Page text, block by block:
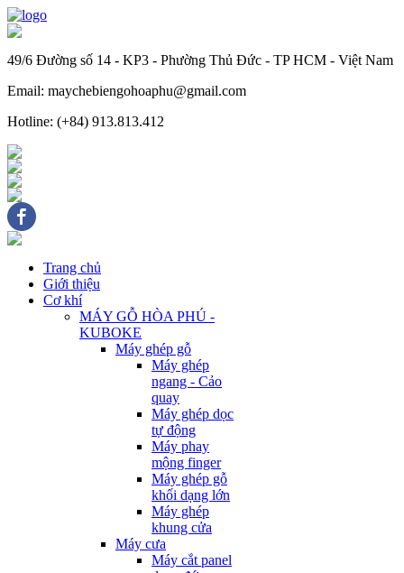
49/6 Đường số 14 - KP3 - Phường Thủ Đức - TP HCM - Việt Nam
Email: maychebiengohoaphu@gmail.com
Hotline: (+84) 913.813.412
Trang chủ
Giới thiệu
Cơ khí
MÁY GỖ HÒA PHÚ -
KUBOKE
Máy ghép gỗ
Máy ghép
ngang - Cảo
quay
Máy ghép dọc
tự động
Máy phay
mộng finger
Máy ghép gỗ
khối dạng lớn
Máy ghép
khung cửa
Máy cưa
Máy cắt panel